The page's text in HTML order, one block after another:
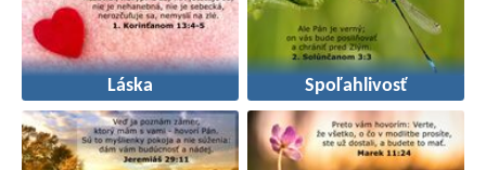
Láska Spoľahlivosť